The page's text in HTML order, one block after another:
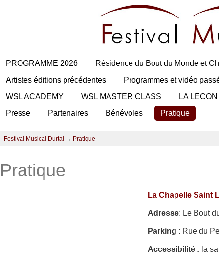
PROGRAMME 2026
Résidence du Bout du Monde et
Artistes éditions précédentes
Programmes et vidéo
WSL ACADEMY
WSL MASTER CLASS
LA
Presse
Partenaires Bénévoles Pratique
Festival Musical Durtal → Pratique
Pratique
La Chapelle Saint
Adresse: Le Bout
Parking : Rue du
Accessibilité : la